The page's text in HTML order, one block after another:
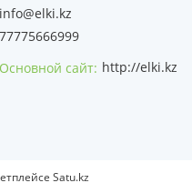
info@elki.kz
77775666999
Основной сайт http://elki.kz
Satu.kz